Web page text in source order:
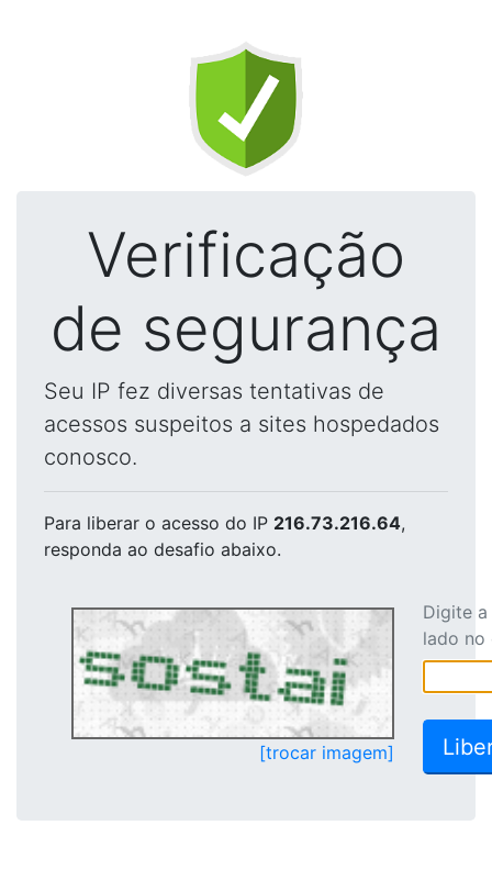
Verificação
de segurança
Seu IP fez diversas tentativas de
acessos suspeitos a sites hospedados
conosco.
Para liberar o acesso do IP 216.73.216.64,
responda ao desafio abaixo.
[trocar imagem]
Digite
lado no